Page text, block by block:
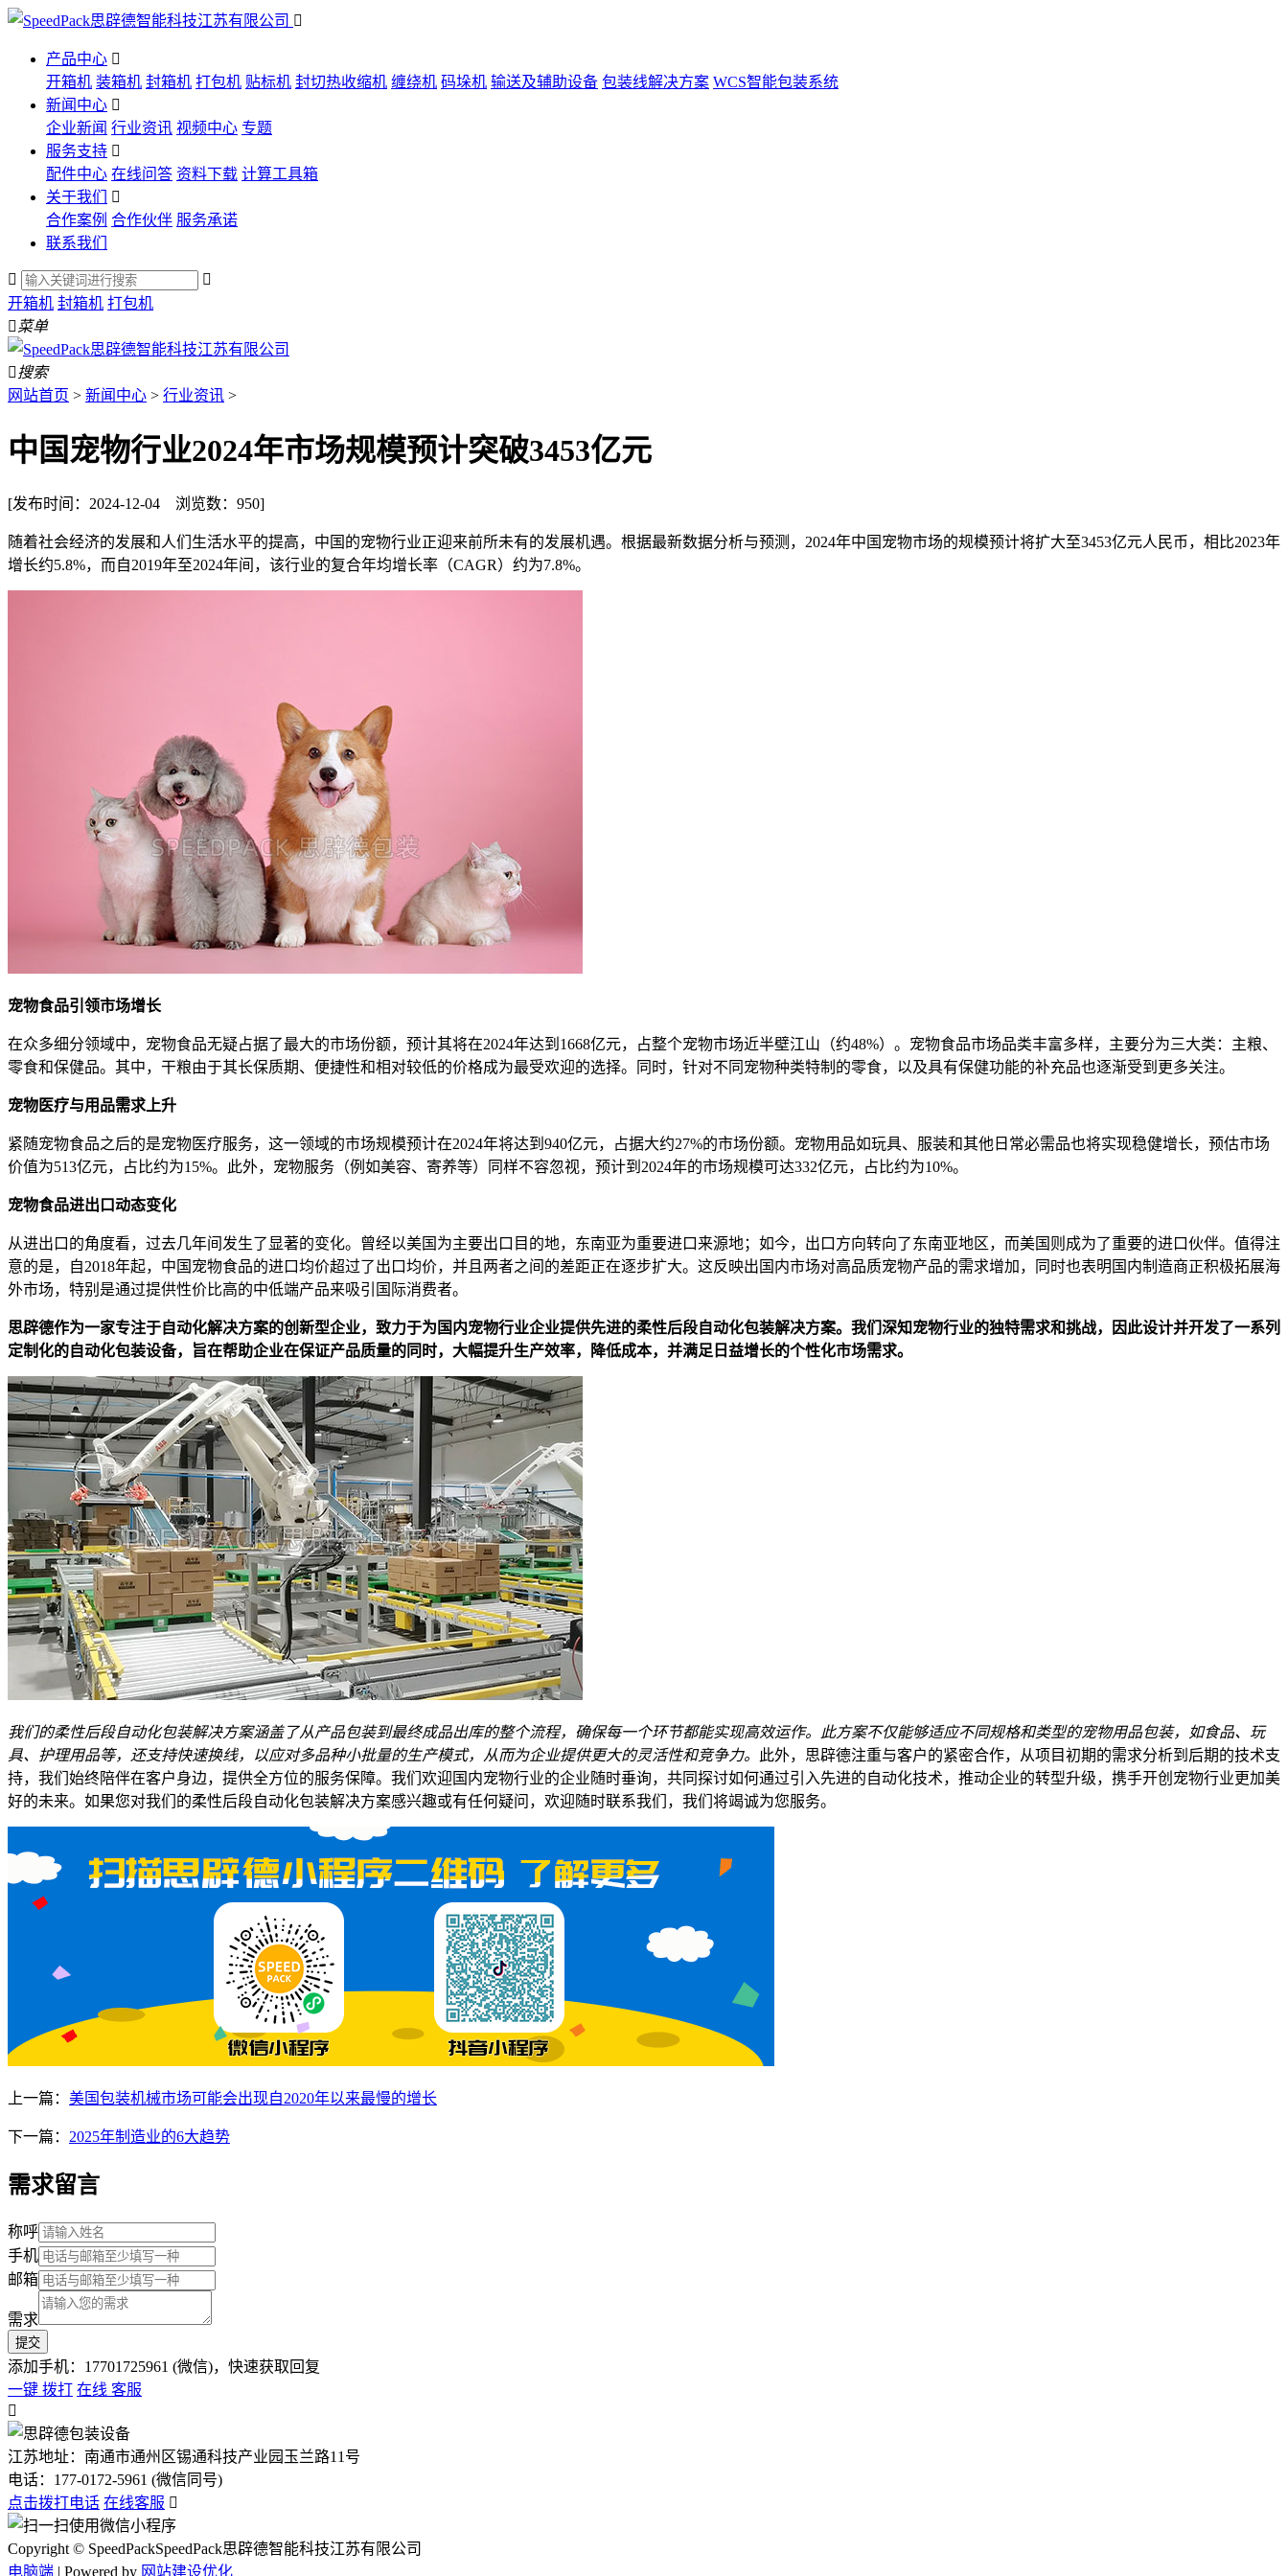

产品中心 
开箱机 装箱机 封箱机 打包机 贴标机 封切热收缩机 缠绕机 码垛机 输送及辅助设备 包装线解决方案 WCS智能包装系统
新闻中心 
企业新闻 行业资讯 视频中心 专题
服务支持 
配件中心 在线问答 资料下载 计算工具箱
关于我们

合作案例 合作伙伴 服务承诺
联系我们


开箱机 封箱机 打包机
菜单
搜索
网站首页 > 新闻中心 > 行业资讯 >
中国宠物行业2024年市场规模预计突破3453亿元
[发布时间： 2024-12-04 浏览数： 950]
随着社会经济的发展和人们生活水平的提高，中国的宠物行业正迎来前所未有的发展机遇。根据最新数据分析与预测，2024年中国宠物市场的规模预计将扩大至3453亿元人民币，相比2023年
增长约5.8%，而自2019年至2024年间，该行业的复合年均增长率（CAGR）约为7.8%。
宠物食品引领市场增长
在众多细分领域中，宠物食品无疑占据了最大的市场份额，预计其将在2024年达到1668亿元，占整个宠物市场近半壁江山（约48%）。宠物食品市场品类丰富多样，主要分为三大类：主粮、
零食和保健品。其中，干粮由于其长保质期、便捷性和相对较低的价格成为最受欢迎的选择。同时，针对不同宠物种类特制的零食，以及具有保健功能的补充品也逐渐受到更多关注。
宠物医疗与用品需求上升
紧随宠物食品之后的是宠物医疗服务，这一领域的市场规模预计在2024年将达到940亿元，占据大约27%的市场份额。宠物用品如玩具、服装和其他日常必需品也将实现稳健增长，预估市场
价值为513亿元，占比约为15%。此外，宠物服务（例如美容、寄养等）同样不容忽视，预计到2024年的市场规模可达332亿元，占比约为10%。
宠物食品进出口动态变化
从进出口的角度看，过去几年间发生了显著的变化。曾经以美国为主要出口目的地，东南亚为重要进口来源地；如今，出口方向转向了东南亚地区，而美国则成为了重要的进口伙伴。值得注
意的是，自2018年起，中国宠物食品的进口均价超过了出口均价，并且两者之间的差距正在逐步扩大。这反映出国内市场对高品质宠物产品的需求增加，同时也表明国内制造商正积极拓展海
外市场，特别是通过提供性价比高的中低端产品来吸引国际消费者。
思辟德作为一家专注于自动化解决方案的创新型企业，致力于为国内宠物行业企业提供先进的柔性后段自动化包装解决方案。我们深知宠物行业的独特需求和挑战，因此设计并开发了一系列
定制化的自动化包装设备，旨在帮助企业在保证产品质量的同时，大幅提升生产效率，降低成本，并满足日益增长的个性化市场需求。
我们的柔性后段自动化包装解决方案涵盖了从产品包装到最终成品出库的整个流程，确保每一个环节都能实现高效运作。此方案不仅能够适应不同规格和类型的宠物用品包装，如食品、玩
具、护理用品等，还支持快速换线，以应对多品种小批量的生产模式，从而为企业提供更大的灵活性和竞争力。
此外，思辟德注重与客户的紧密合作，从项目初期的需求分析到后期的技术支
持，我们始终陪伴在客户身边，提供全方位的服务保障。我们欢迎国内宠物行业的企业随时垂询，共同探讨如何通过引入先进的自动化技术，推动企业的转型升级，携手开创宠物行业更加美
好的未来。如果您对我们的柔性后段自动化包装解决方案感兴趣或有任何疑问，欢迎随时联系我们，我们将竭诚为您服务。
上一篇： 美国包装机械市场可能会出现自2020年以来最慢的增长
下一篇： 2025年制造业的6大趋势
需求留言
称呼
手机
邮箱
需求
添加手机：17701725961 (微信)，快速获取回复
一键 拨打 在线 客服

江苏地址：南通市通州区锡通科技产业园玉兰路11号
电话： 177-0172-5961 (微信同号)
点击拨打电话 在线客服 
Copyright © SpeedPackSpeedPack思辟德智能科技江苏有限公司
电脑端 | Powered by 网站建设优化